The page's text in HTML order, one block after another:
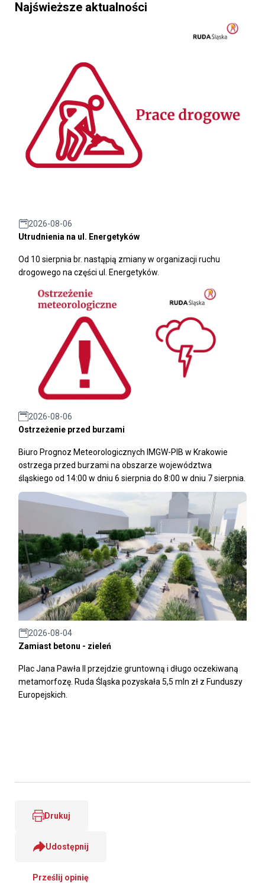
Najświeższe aktualności
2026-08-06
Utrudnienia na ul. Energetyków
Od 10 sierpnia br. nastąpią zmiany w organizacji ruchu
drogowego na części ul. Energetyków.
2026-08-06
Ostrzeżenie przed burzami
Biuro Prognoz Meteorologicznych IMGW-PIB w Krakowie
ostrzega przed burzami na obszarze województwa
śląskiego od 14:00 w dniu 6 sierpnia do 8:00 w dniu 7 sierpnia.
2026-08-04
Zamiast betonu - zieleń
Plac Jana Pawła II przejdzie gruntowną i długo oczekiwaną
metamorfozę. Ruda Śląska pozyskała 5,5 mln zł z Funduszy
Europejskich.
Drukuj
Udostępnij
Prześlij opinię